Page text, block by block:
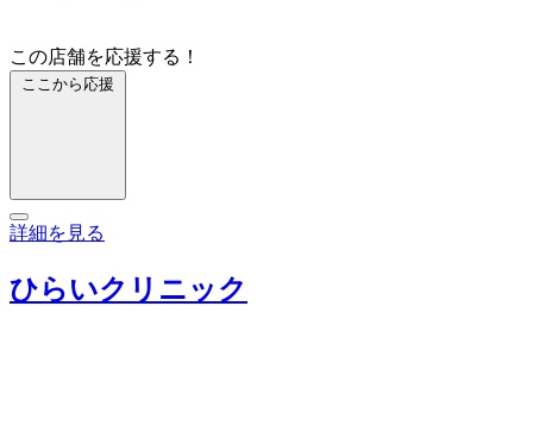
この店舗を応援する！
ここから応援
詳細を見る
ひらいクリニック